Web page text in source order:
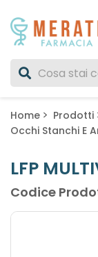
Home Prodotti
Occhi Stanchi E
LFP
Codice